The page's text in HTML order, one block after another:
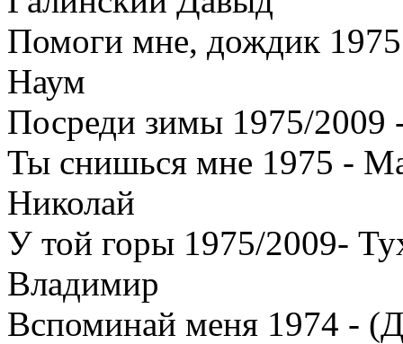
Помоги мне, дождик
Наум
Посреди зимы 1975/
Ты снишься мне 1975 -
Николай
У той горы 1975/2009-
Владимир
Вспоминай меня 1974 -